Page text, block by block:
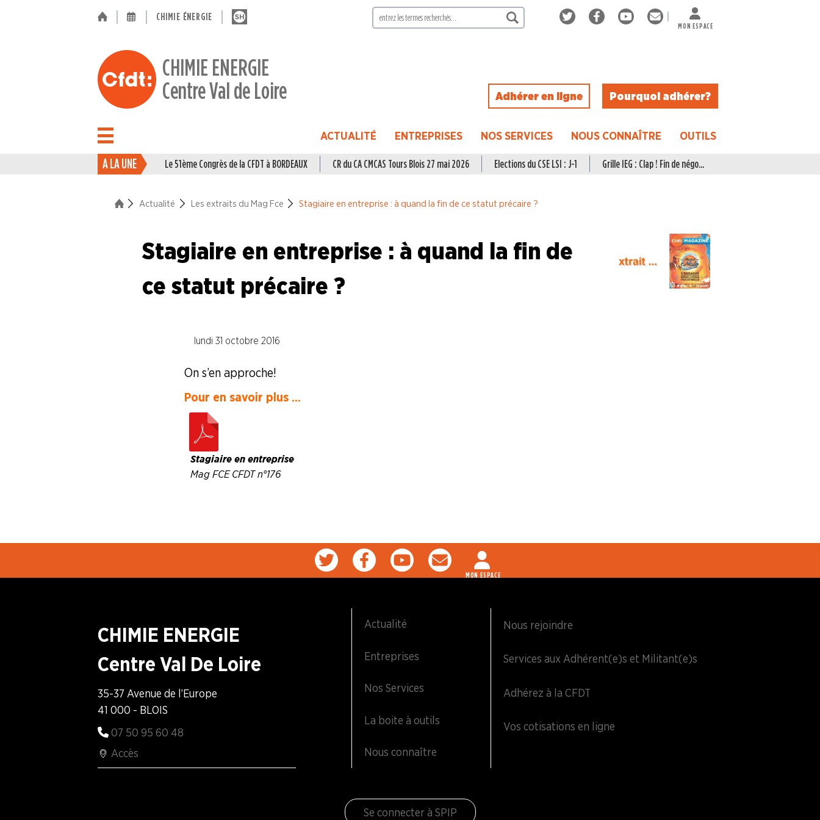
CHIMIE ÉNERGIE
MON ESPACE
CHIMIE ENERGIE
Centre Val de Loire
Adhérer en ligne Pourquoi adhérer ?
ACTUALITÉ
La vie du Syndicat
Les extraits du Mag Fce
Les extraits du CFDT magazine
CONNAÎTRE
AGENDA
Adhérer
en
Pourquoi
adhérer ?
ACTUALITÉ ENTREPRISES NOS SERVICES NOUS CONNAÎTRE OUTILS
A LA UNE Le 51ème Congrès de la CFDT à BORDEAUX CR du CA CMCAS Tours Blois 27 mai 2026 Elections du CSE LSI : J-1 Grille IEG : Clap ! Fin de négo...
Actualité Les extraits du Mag Fce Stagiaire en entreprise : à quand la fin de ce statut précaire ?
Stagiaire en entreprise : à quand la fin de
ce statut précaire ?
lundi 31 octobre 2016
On s’en approche !
Pour en savoir plus ...
Stagiaire en entreprise
Mag FCE CFDT n°176
MON ESPACE
CHIMIE ENERGIE
Centre Val De Loire
35-37 Avenue de l’Europe
41 000 - BLOIS
07 50 95 60 48
Accès
Actualité
Entreprises
Nos Services
La boite à outils
Nous connaître
Nous rejoindre
Services aux Adhérent(e)s et Militant(e)s
Adhérez à la CFDT
Vos cotisations en ligne
Se connecter à SPIP